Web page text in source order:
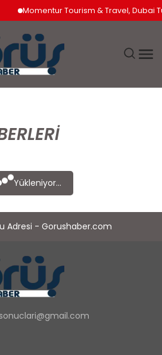
Momentur Tourism & Travel, Dubai
Yükleniyor...
Adresi - Gorushaber.com